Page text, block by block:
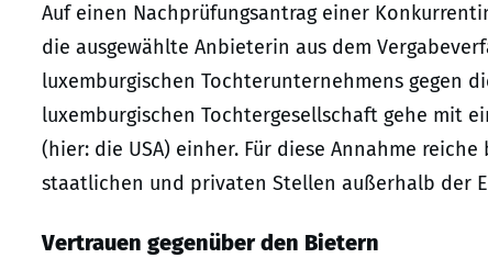
Auf einen Nachprüfungsantrag einer
die ausgewählte Anbieterin aus dem
luxemburgischen Tochterunternehmens gegen
luxemburgischen Tochtergesellschaft gehe mit
(hier: die USA) einher. Für diese Annahme
staatlichen und privaten Stellen außerhalb der
Vertrauen gegenüber den Bietern